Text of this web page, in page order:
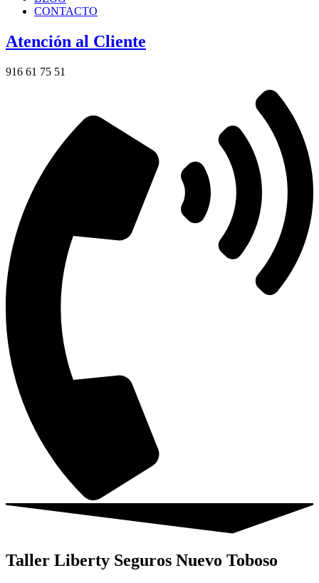
CONTACTO
Atención al Cliente
916 61 75 51
Taller Liberty Seguros Nuevo Toboso